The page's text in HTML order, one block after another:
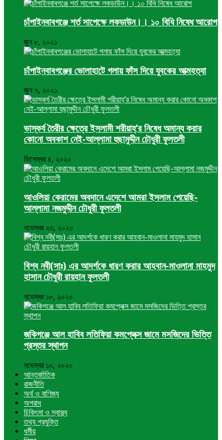
চাঁপাইনবাবগঞ্জে শর্ত সাপেক্ষে লকডাউন।। ১০ বিধি নিষেধ আরোপ
জুন ৮, ২০২১
চাঁপাইনবাবগঞ্জের ভোলাহাটে গলায় ফাঁস দিয়ে যুবকের আত্মহত্যা
জুন ৭, ২০২১
ভাস্কর্য তৈরীর ক্ষেত্রে ইসলামী শরীয়াহ্’র নিষেধ অমান্য করার
কোনো অবকাশ নেই-আল্লামা হুছামুদ্দীন চৌধুরী ফুলতলী
ডিসেম্বর ৪, ২০২০
আওলিয়া কেরামের অবদানে এদেশে আমরা ইসলাম পেয়েছি-
আল্লামা নজমুদ্দীন চৌধুরী ফুলতলী
নভেম্বর ২৩, ২০২০
বিশ্ব নবী(সাঃ) এর আদর্শকে ধারণ করার আহবান-মাওলানা মাহমুদ
হাসান চৌধুরী রায়হান ফুলতলী
নভেম্বর ১৮, ২০২০
জকিগঞ্জে আল হাবিব লতিফিয়া কমপ্লেক্স জামে মসজিদের ভিত্তি
প্রস্তর স্থাপন
নভেম্বর ১০, ২০২০
আন্তর্জাতিক
রাজনীতি
অর্থ ও বাণিজ্য
অপরাধ
চিকিৎসা ও স্বাস্থ্য
তথ্য প্রযুক্তি
ধর্মীয়